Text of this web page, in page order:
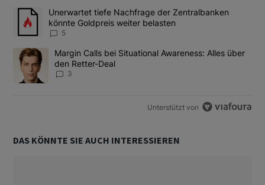
Das Folgende ist eine Liste der am meisten kommentierten
Ein Trendartikel mit dem Titel "Unerwartet tiefe Nachfrage der
Unerwartet tiefe Nachfrage der Zentralbanken
könnte Goldpreis weiter belasten
5
Ein Trendartikel mit dem Titel "Margin Calls bei Situational
Margin Calls bei Situational Awareness: Alles über
den Retter-Deal
3
Unterstützt von
DAS KÖNNTE SIE AUCH INTERESSIEREN